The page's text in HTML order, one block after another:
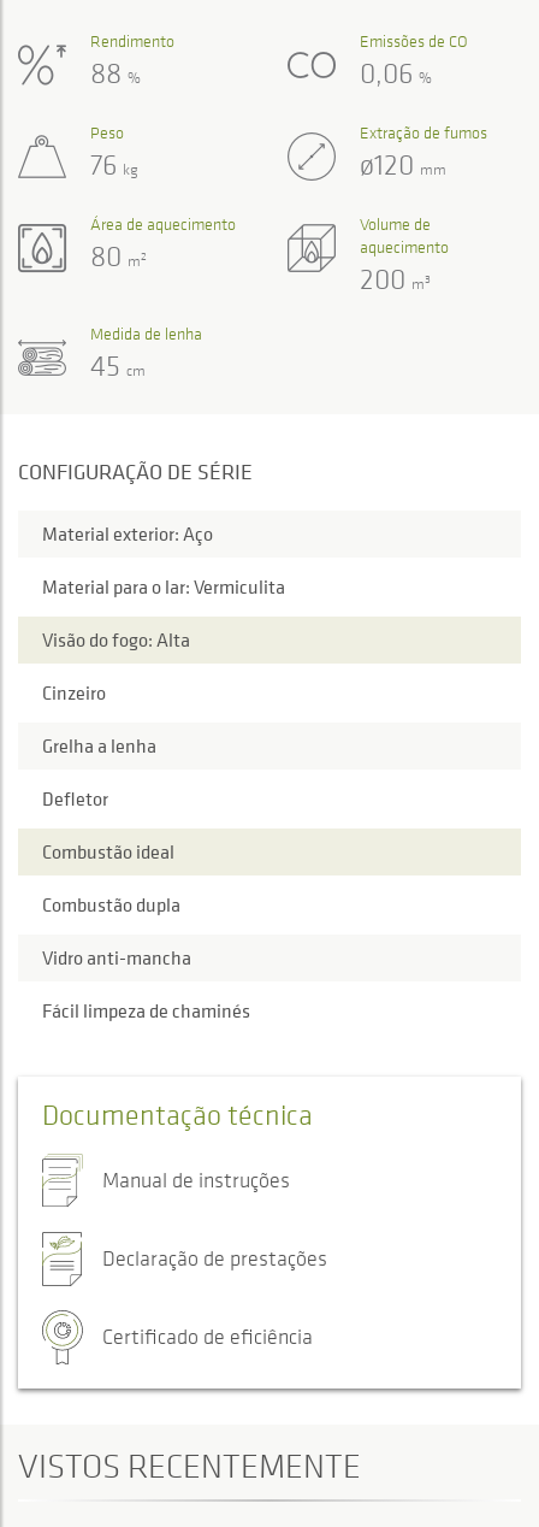
Rendimento
88 %
Emissões de CO
0,06 %
Volume de
aquecimento
200 m3
Área de aquecimento
80 m2
Peso
76 kg
Extração de fumos
ø120 mm
Medida de lenha
45 cm
CONFIGURAÇÃO DE SÉRIE
Material exterior: Aço
Material para o lar: Vermiculita
Visão do fogo: Alta
Cinzeiro
Grelha a lenha
Defletor
Combustão ideal
Combustão dupla
Vidro anti-mancha
Fácil limpeza de chaminés
Documentação técnica
Manual de instruções
Declaração de prestações
Certificado de eficiência
VISTOS RECENTEMENTE